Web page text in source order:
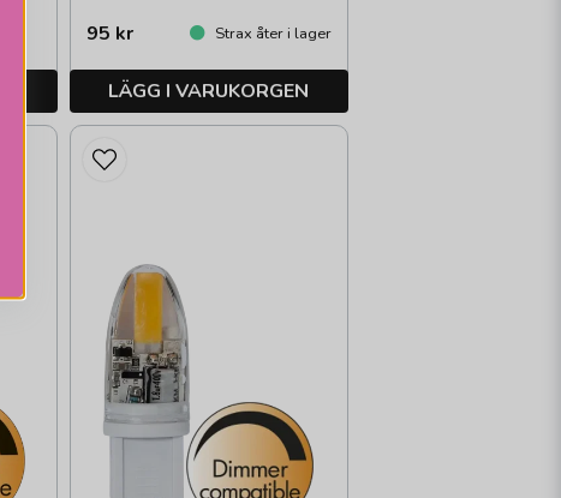
95 kr Strax åter i lager
LÄGG I VARUKORGEN